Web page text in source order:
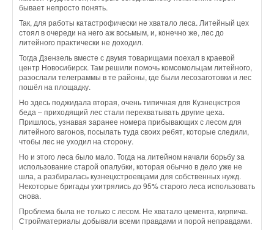
бывает непросто понять.
Так, для работы катастрофически не хватало леса. Литейный цех
стоял в очереди на него аж восьмым, и, конечно же, лес до
литейного практически не доходил.
Тогда Дзензель вместе с двумя товарищами поехал в краевой
центр Новосибирск. Там решили помочь комсомольцам литейного,
разослали телеграммы в те районы, где были лесозаготовки и лес
пошёл на площадку.
Но здесь поджидала вторая, очень типичная для Кузнецкстроя
беда – приходящий лес стали перехватывать другие цеха.
Пришлось, узнавая заранее номера прибывающих с лесом для
литейного вагонов, посылать туда своих ребят, которые следили,
чтобы лес не уходил на сторону.
Но и этого леса было мало. Тогда на литейном начали борьбу за
использование старой опалубки, которая обычно в дело уже не
шла, а разбиралась кузнецкстроевцами для собственных нужд.
Некоторые бригады ухитрялись до 95% старого леса использовать
снова.
Проблема была не только с лесом. Не хватало цемента, кирпича.
Стройматериалы добывали всеми правдами и порой неправдами.